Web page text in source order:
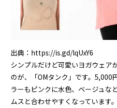
出典： https://is.gd/lqUxY6
シンプルだけど可愛いヨガウェア
のが、「OMタンク」です。5,000
ラーもピンクに水色、ベージュな
ムスと合わせやすくなっています。